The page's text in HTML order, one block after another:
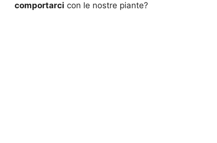
comportarci con le nostre piante?